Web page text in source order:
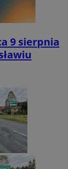
9 sierpnia